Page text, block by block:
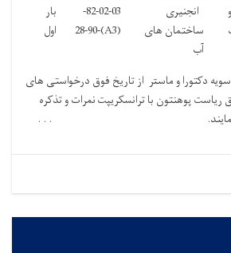
انجنیری
ساختمان های
آب
82-02-03-
(A3)-28-90
بار
اول
دکتورا و ماستر از تاریخ فوق درخواستی های
پوهنتون با ترانسکریپت نمرات و تذکره
مراحل نمایند. . . .